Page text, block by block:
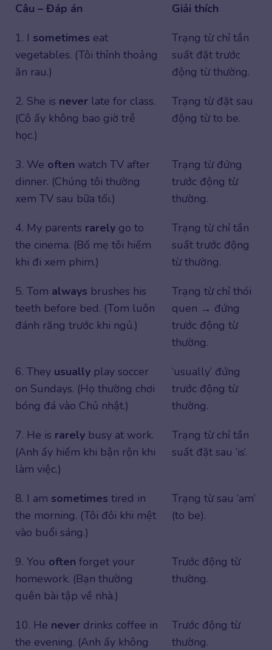
Câu – Đáp án
Giải thích
1. I sometimes eat
vegetables. (Tôi thỉnh thoảng
ăn rau.)
Trạng từ chỉ tần
suất đặt trước
động từ thường.
2. She is never late for class.
(Cô ấy không bao giờ trễ
học.)
Trạng từ đặt sau
động từ to be.
3. We often watch TV after
dinner. (Chúng tôi thường
xem TV sau bữa tối.)
Trạng từ đứng
trước động từ
thường.
4. My parents rarely go to
the cinema. (Bố mẹ tôi hiếm
khi đi xem phim.)
Trạng từ chỉ tần
suất trước động
từ thường.
5. Tom always brushes his
teeth before bed. (Tom luôn
đánh răng trước khi ngủ.)
Trạng từ chỉ thói
quen → đứng
trước động từ
thường.
6. They usually play soccer
on Sundays. (Họ thường chơi
bóng đá vào Chủ nhật.)
‘usually’ đứng
trước động từ
thường.
7. He is rarely busy at work.
(Anh ấy hiếm khi bận rộn khi
làm việc.)
Trạng từ chỉ tần
suất đặt sau ‘is’.
8. I am sometimes tired in
the morning. (Tôi đôi khi mệt
vào buổi sáng.)
Trạng từ sau ‘am’
(to be).
9. You often forget your
homework. (Bạn thường
quên bài tập về nhà.)
Trước động từ
thường.
10. He never drinks coffee in
the evening. (Anh ấy không
Trước động từ
thường.